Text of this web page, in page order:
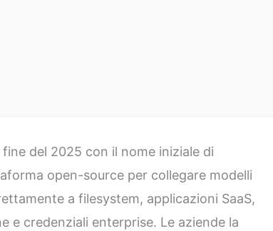
fine del 2025 con il nome iniziale di
open-source per collegare modelli
a filesystem, applicazioni SaaS,
e credenziali enterprise. Le aziende la